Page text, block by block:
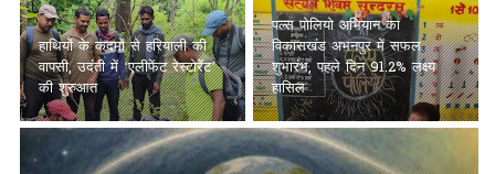
हाथियों के कदमों से हरियाली की
वापसी, उदंती में ‘एलीफेंट रेस्टोरेंट’
की शुरुआत
पल्स पोलियो अभियान का
विकासखंड अभनपुर में सफल
शुभारंभ, पहले दिन 91.2% लक्ष्य
हासिल